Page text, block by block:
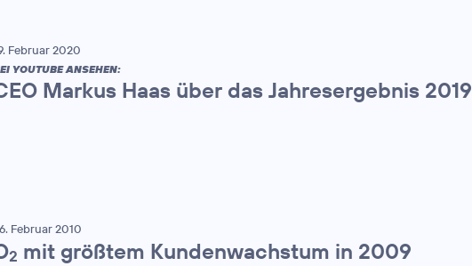
Februar 2020
YOUTUBE ANSEHEN:
Markus Haas über das Jahresergebnis 2019
Februar 2010
2 mit größtem Kundenwachstum in 2009